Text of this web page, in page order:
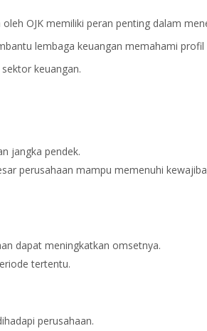
OJK memiliki peran penting dalam
lembaga keuangan memahami profil
keuangan.
jangka pendek.
perusahaan mampu memenuhi
dapat meningkatkan omsetnya.
tertentu.
perusahaan.